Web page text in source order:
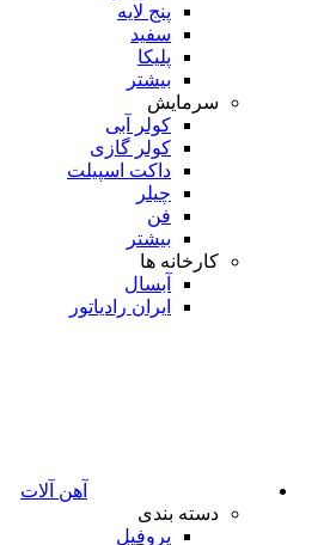
پنج لایه
سفید
پلیکا
بیشتر
سرمایش
کولر آبی
کولر گازی
داکت اسپیلت
چیلر
فن
بیشتر
کارخانه ها
آبسال
ایران رادیاتور
آهن آلات
دسته بندی
پروفیل